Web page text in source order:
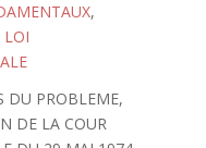
,
LOI
DU PROBLEME,
DE LA COUR